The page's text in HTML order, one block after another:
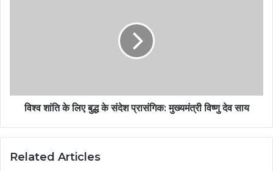
विश्व शांति के लिए बुद्ध के संदेश प्रासंगिक: मुख्यमंत्री विष्णु देव साय
Related Articles